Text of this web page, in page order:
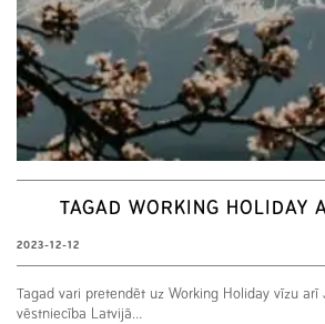
TAGAD WORKING HOLIDAY
2023-12-12
Tagad vari pretendēt uz Working Holiday vīzu
vēstniecība Latvijā…